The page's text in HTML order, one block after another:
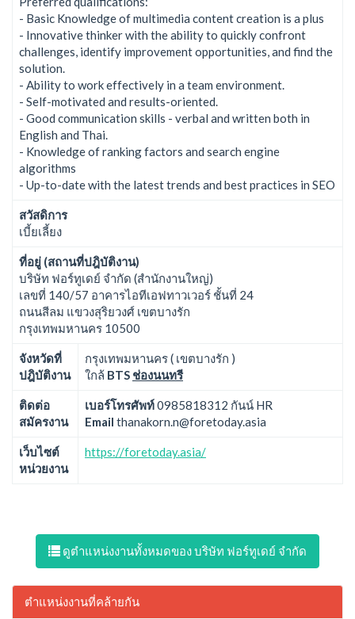
- Basic Knowledge of multimedia content creation is a plus
- Innovative thinker with the ability to quickly confront
challenges, identify improvement opportunities, and find the
solution.
- Ability to work effectively in a team environment.
- Self-motivated and results-oriented.
- Good communication skills - verbal and written both in
English and Thai.
- Knowledge of ranking factors and search engine
algorithms
- Up-to-date with the latest trends and best practices in SEO
สวัสดิการ
เบี้ยเลี้ยง
ที่อยู่ (สถานที่ปฎิบัติงาน)
บริษัท ฟอร์ทูเดย์ จำกัด (สำนักงานใหญ่)
เลขที่ 140/57 อาคารไอทีเอฟทาวเวอร์ ชั้นที่ 24
ถนนสีลม แขวงสุริยวงศ์ เขตบางรัก
กรุงเทพมหานคร 10500
จังหวัดที่
ปฎิบัติงาน
กรุงเทพมหานคร ( เขตบางรัก )
ใกล้ BTS ช่องนนทรี
ติดต่อ
สมัครงาน
เบอร์โทรศัพท์0985818312 กันน์ HR
Email thanakorn.n@foretoday.asia
เว็บไซต์
หน่วยงาน
https://foretoday.asia/
ดูตำแหน่งงานทั้งหมดของ บริษัท ฟอร์ทูเดย์ จำกัด
ตำแหน่งงานที่คล้ายกัน